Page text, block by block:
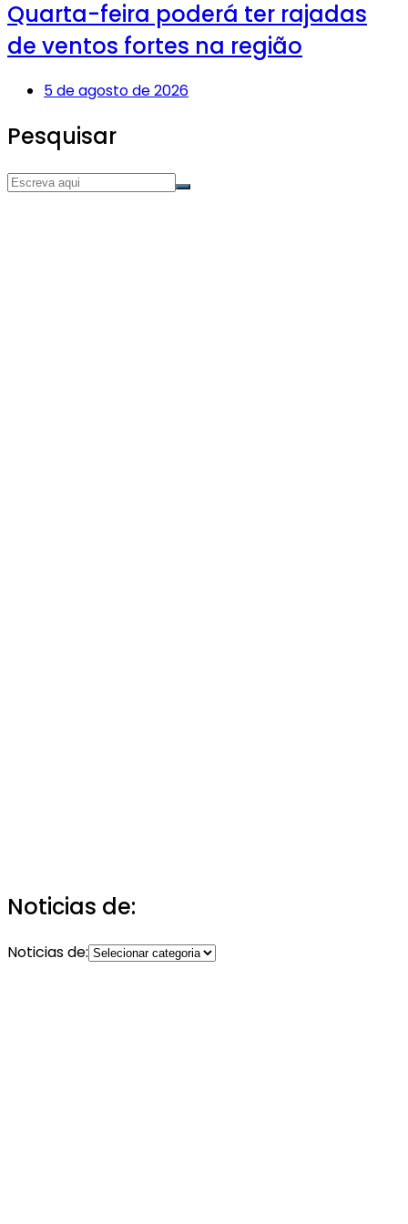
Quarta-feira poderá ter rajadas
de ventos fortes na região
5 de agosto de 2026
Pesquisar
Noticias de:
Noticias de: